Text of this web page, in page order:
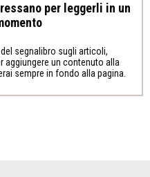
per leggerli in un
segnalibro sugli articoli,
aggiungere un contenuto alla
sempre in fondo alla pagina.